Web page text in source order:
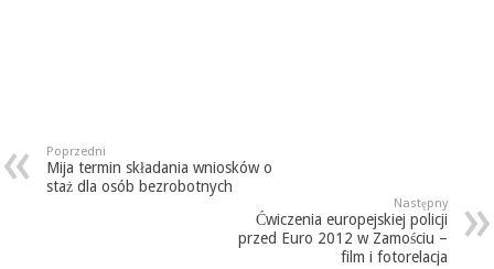
Poprzedni
Mija termin składania wniosków o
staż dla osób bezrobotnych
Następny
Ćwiczenia europejskiej policji
przed Euro 2012 w Zamościu –
film i fotorelacja